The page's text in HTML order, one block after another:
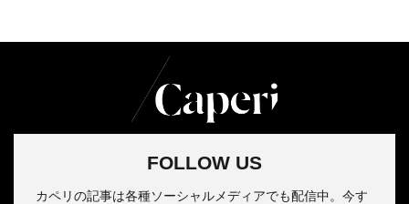
FOLLOW US
カペリの記事は各種ソーシャルメディアでも配信中。今す